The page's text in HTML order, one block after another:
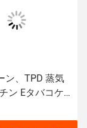
ン、TPD 蒸気
ン Eタバコケ